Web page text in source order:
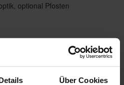
Über Cookies
optional Pfosten